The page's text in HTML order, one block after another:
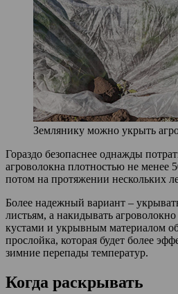
Землянику можно укрыть
Гораздо безопаснее однажды
агроволокна плотностью не менее
потом на протяжении нескольких
Более надежный вариант –
листьям, а накидывать
кустами и укрывным материалом
прослойка, которая будет более
зимние перепады температур.
Когда раскрывать